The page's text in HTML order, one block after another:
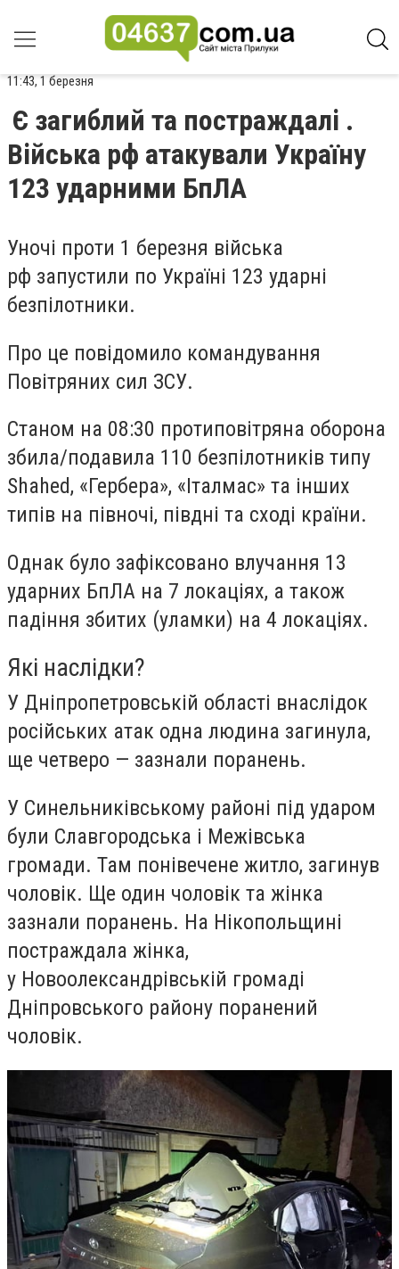
11:43, 1 березня
Є загиблий та постраждалі .
Війська рф атакували Україну
123 ударними БпЛА
Уночі проти 1 березня війська
рф запустили по Україні 123 ударні
безпілотники.
Про це повідомило командування
Повітряних сил ЗСУ.
Станом на 08:30 протиповітряна оборона
збила/подавила 110 безпілотників типу
Shahed, «Гербера», «Італмас» та інших
типів на півночі, півдні та сході країни.
Однак було зафіксовано влучання 13
ударних БпЛА на 7 локаціях, а також
падіння збитих (уламки) на 4 локаціях.
Які наслідки?
У Дніпропетровській області внаслідок
російських атак одна людина загинула,
ще четверо — зазнали поранень.
У Синельниківському районі під ударом
були Славгородська і Межівська
громади. Там понівечене житло, загинув
чоловік. Ще один чоловік та жінка
зазнали поранень. На Нікопольщині
постраждала жінка,
у Новоолександрівській громаді
Дніпровського району поранений
чоловік.